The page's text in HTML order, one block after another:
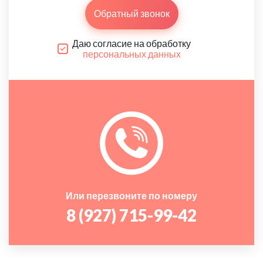
Обратный звонок
Даю согласие на обработку
персональных данных
Или перезвоните по номеру
8 (927) 715-99-42